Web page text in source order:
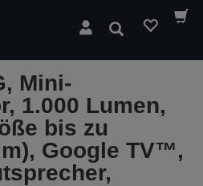
Suchen
Mini-
1.000 Lumen,
bis zu
Google TV™,